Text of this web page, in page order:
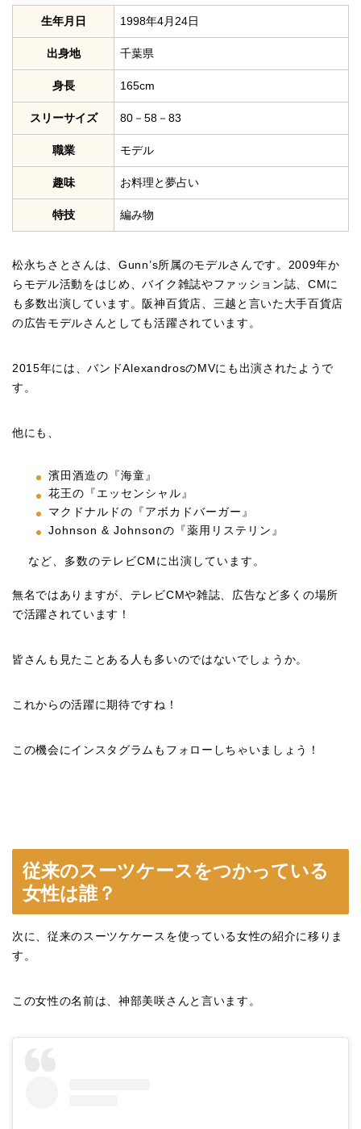
生年月日 1998年4月24日
出身地 千葉県
身長 165cm
スリーサイズ 80－58－83
職業 モデル
趣味 お料理と夢占い
特技 編み物
松永ちさとさんは、Gunn’s所属のモデルさんです。2009年か
らモデル活動をはじめ、バイク雑誌やファッション誌、CMに
も多数出演しています。阪神百貨店、三越と言いた大手百貨店
の広告モデルさんとしても活躍されています。
2015年には、バンドAlexandrosのMVにも出演されたようで
す。
他にも、
濱田酒造の『海童』
花王の『エッセンシャル』
マクドナルドの『アボカドバーガー』
Johnson & Johnsonの『薬用リステリン』
など、多数のテレビCMに出演しています。
無名ではありますが、テレビCMや雑誌、広告など多くの場所
で活躍されています！
皆さんも見たことある人も多いのではないでしょうか。
これからの活躍に期待ですね！
この機会にインスタグラムもフォローしちゃいましょう！
従来のスーツケースをつかっている
女性は誰？
次に、従来のスーツケケースを使っている女性の紹介に移りま
す。
この女性の名前は、神部美咲さんと言います。